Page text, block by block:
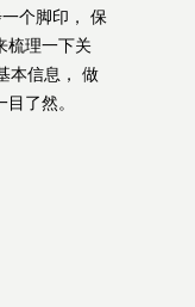
个脚印， 保
梳理一下关
本信息， 做
了然。